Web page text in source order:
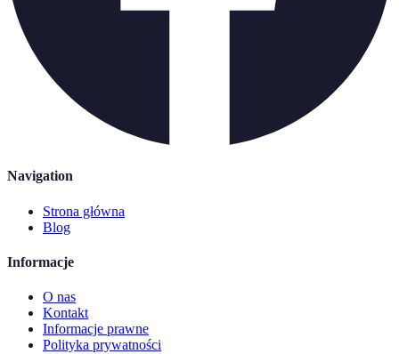
Navigation
Strona główna
Blog
Informacje
O nas
Kontakt
Informacje prawne
Polityka prywatności